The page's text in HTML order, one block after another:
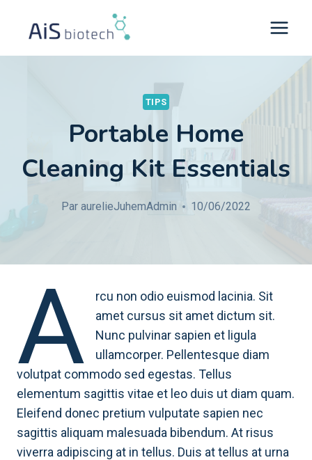
TIPS
Portable Home
Cleaning Kit Essentials
Par aurelieJuhemAdmin 10/06/2022
A
rcu non odio euismod lacinia. Sit
amet cursus sit amet dictum sit.
Nunc pulvinar sapien et ligula
ullamcorper. Pellentesque diam
volutpat commodo sed egestas. Tellus
elementum sagittis vitae et leo duis ut diam quam.
Eleifend donec pretium vulputate sapien nec
sagittis aliquam malesuada bibendum. At risus
viverra adipiscing at in tellus. Duis at tellus at urna